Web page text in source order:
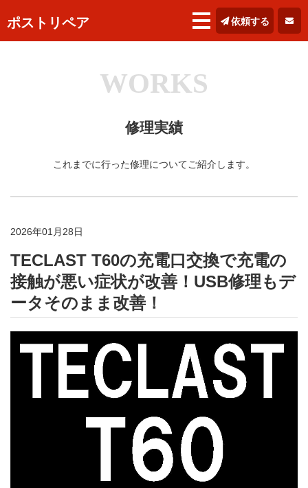
ポストリペア 依頼する
WORKS
修理実績
これまでに行った修理についてご紹介します。
2026年01月28日
TECLAST T60の充電口交換で充電の
接触が悪い症状が改善！USB修理もデ
ータそのまま改善！